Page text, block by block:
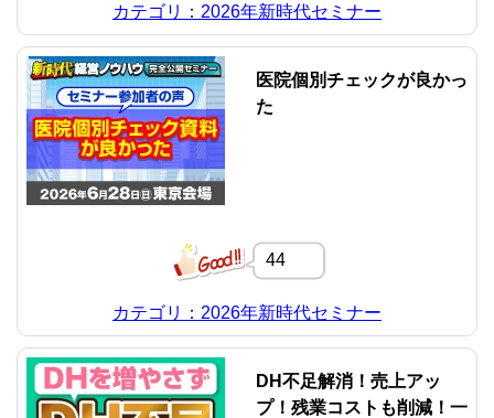
カテゴリ：2026年新時代セミナー
医院個別チェックが良かっ
た
44
カテゴリ：2026年新時代セミナー
DH不足解消！売上アッ
プ！残業コストも削減！一